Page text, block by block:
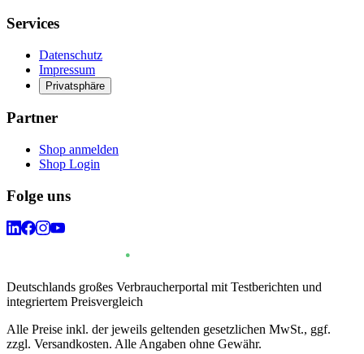
Services
Datenschutz
Impressum
Privatsphäre
Partner
Shop anmelden
Shop Login
Folge uns
Deutschlands großes Verbraucherportal mit Testberichten und
integriertem Preisvergleich
Alle Preise inkl. der jeweils geltenden gesetzlichen MwSt., ggf.
zzgl. Versandkosten. Alle Angaben ohne Gewähr.